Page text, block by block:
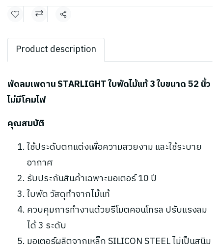
แชร์
Product description
พัดลมเพดาน STARLIGHT ใบพัดไม้แท้ 3 ใบขนาด 52 นิ้ว
ไม่มีโคมไฟ
คุณสมบัติ
ใช้ประดับตกแต่งเพื่อความสวยงาม และใช้ระบาย
อากาศ
รับประกันสินค้าเฉพาะมอเตอร์ 10 ปี
ใบพัด วัสดุทำจากไม้แท้
ควบคุมการทำงานด้วยรีโมตคอนโทรล ปรับแรงลม
ได้ 3 ระดับ
มอเตอร์ผลิตจากเหล็ก SILICON STEEL ไม่เป็นสนิม